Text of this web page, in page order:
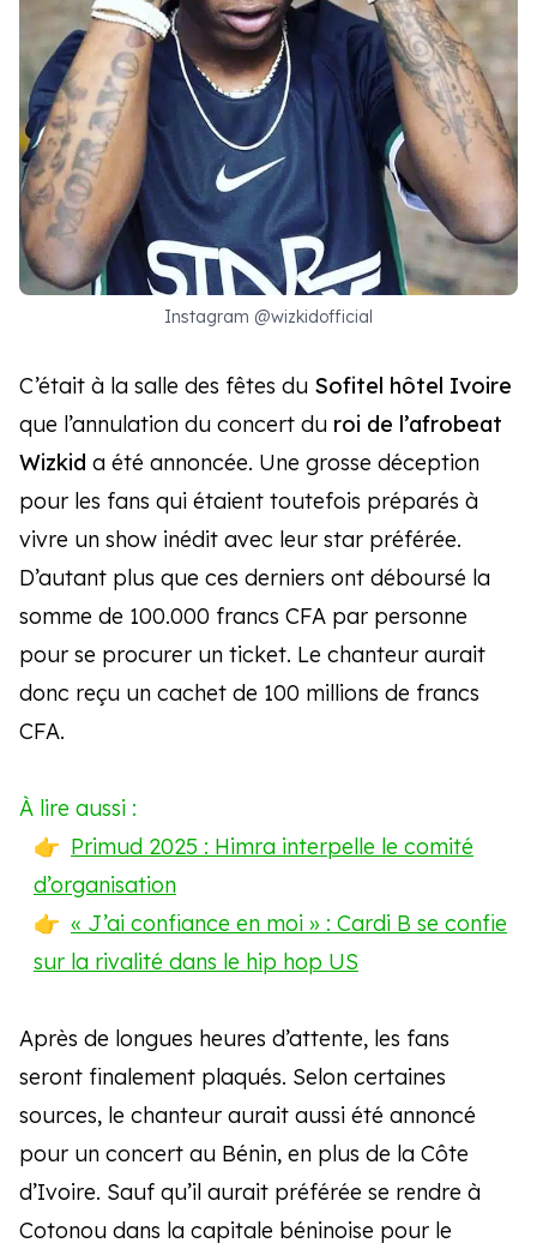
Instagram @wizkidofficial
C’était à la salle des fêtes du Sofitel hôtel Ivoire
que l’annulation du concert du roi de l’afrobeat
Wizkid a été annoncée. Une grosse déception
pour les fans qui étaient toutefois préparés à
vivre un show inédit avec leur star préférée.
D’autant plus que ces derniers ont déboursé la
somme de 100.000 francs CFA par personne
pour se procurer un ticket. Le chanteur aurait
donc reçu un cachet de 100 millions de francs
CFA.
Après de longues heures d’attente, les fans
seront finalement plaqués. Selon certaines
sources, le chanteur aurait aussi été annoncé
pour un concert au Bénin, en plus de la Côte
d’Ivoire. Sauf qu’il aurait préférée se rendre à
Cotonou dans la capitale béninoise pour le
À lire aussi :
Primud 2025 : Himra interpelle le comité
d’organisation
« J’ai confiance en moi » : Cardi B se confie
sur la rivalité dans le hip hop US